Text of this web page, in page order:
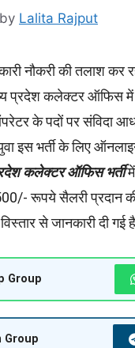
by Lalita Rajput
नौकरी की तलाश कर
प्रदेश कलेक्टर ऑफिस में
के पदों पर संविदा
इस भर्ती के लिए
कलेक्टर ऑफिस भर्ती
रूपये सैलरी प्रदान
से जानकारी दी गई
Group
Group